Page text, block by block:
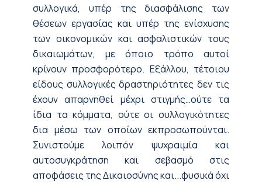
συλλογικά, υπέρ της διασφάλισης των
θέσεων εργασίας και υπέρ της ενίσχυσης
των οικονομικών και ασφαλιστικών τους
δικαιωμάτων, με όποιο τρόπο αυτοί
κρίνουν προσφορότερο. Εξάλλου, τέτοιου
είδους συλλογικές δραστηριότητες δεν τις
έχουν απαρνηθεί μέχρι στιγμής…ούτε τα
ίδια τα κόμματα, ούτε οι συλλογικότητες
δια μέσω των οποίων εκπροσωπούνται.
Συνιστούμε λοιπόν ψυχραιμία και
αυτοσυγκράτηση και σεβασμό στις
αποφάσεις της Δικαιοσύνης και...φυσικά όχι